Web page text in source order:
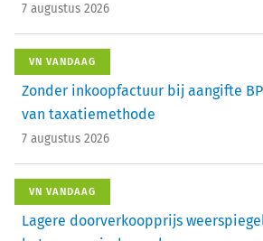
7 augustus 2026
VN VANDAAG
Zonder inkoopfactuur bij aangifte
van taxatiemethode
7 augustus 2026
VN VANDAAG
Lagere doorverkoopprijs